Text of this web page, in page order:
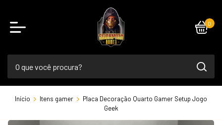
0
Início Itens gamer
Placa Decoração Quarto Gamer Setup Jogo
Geek